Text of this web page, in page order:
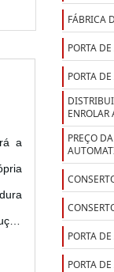
a
FÁBRICA
PORTA
PORTA
PREÇO
PORTA
PORTA